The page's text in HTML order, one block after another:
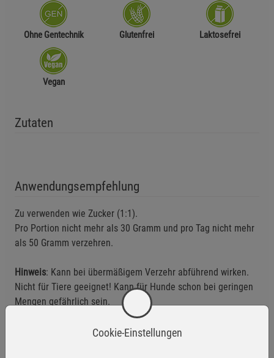
Ohne Gentechnik Glutenfrei Laktosefrei
Vegan
Zutaten
Anwendungsempfehlung
Zu verwenden wie Zucker (1:1).
Pro Portion nicht mehr als 30 Gramm und pro Tag nicht mehr
als 50 Gramm verzehren.
Hinweis: Kann bei übermäßigem Verzehr abführend wirken.
Nicht für Tiere geeignet! Kann für Hunde schon bei geringen
Mengen gefährlich sein.
Gut verschlossen sowie vor Licht und Wärme geschützt
Cookie-Einstellungen